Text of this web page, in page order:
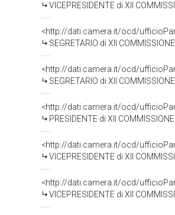
VICEPRESIDENTE di XII COMMISSIONE
<http://dati.camera.it/ocd/
SEGRETARIO di XII COMMISSIONE
<http://dati.camera.it/ocd/
SEGRETARIO di XII COMMISSIONE
<http://dati.camera.it/ocd/
PRESIDENTE di XII COMMISSIONE
<http://dati.camera.it/ocd/
VICEPRESIDENTE di XII COMMISSIONE
<http://dati.camera.it/ocd/
VICEPRESIDENTE di XII COMMISSIONE